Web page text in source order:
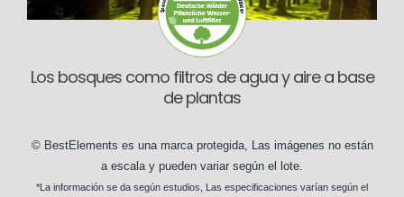
Los bosques como filtros de agua y aire a base
de plantas
© BestElements es una marca protegida, Las imágenes no están
a escala y pueden variar según el lote.
*La información se da según estudios , Las especificaciones varían según el